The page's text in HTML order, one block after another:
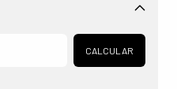
Alterar CEP
CALCULAR